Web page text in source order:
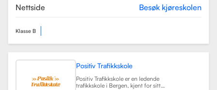
teorikurs og spesialiserte moduler
Les mer
Nettside Besøk kjøreskolen
Klasse B
Positiv Trafikkskole
Positiv Trafikkskole er en ledende
trafikkskole i Bergen, kjent for sitt